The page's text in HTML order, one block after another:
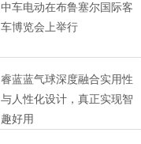
中车电动在布鲁塞尔国际客
车博览会上举行
睿蓝蓝气球深度融合实用性
与人性化设计，真正实现智
趣好用